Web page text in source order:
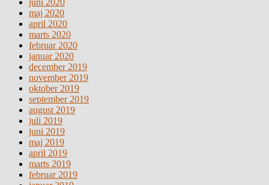
maj 2020
april 2020
marts 2020
februar 2020
januar 2020
december 2019
november 2019
oktober 2019
september 2019
august 2019
juli 2019
juni 2019
maj 2019
april 2019
marts 2019
februar 2019